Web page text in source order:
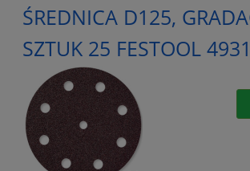
ŚREDNICA D125,
SZTUK 25 FESTOOL